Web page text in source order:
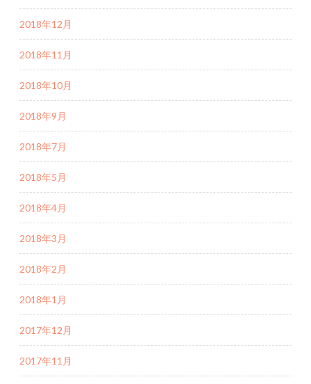
2018年12月
2018年11月
2018年10月
2018年9月
2018年7月
2018年5月
2018年4月
2018年3月
2018年2月
2018年1月
2017年12月
2017年11月